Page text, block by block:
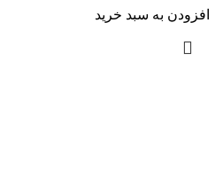
افزودن به سبد خرید